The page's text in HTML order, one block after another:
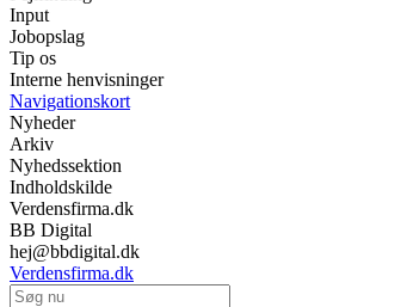
Input
Jobopslag
Tip os
Interne henvisninger
Navigationskort
Nyheder
Arkiv
Nyhedssektion
Indholdskilde
Verdensfirma.dk
BB Digital
hej@bbdigital.dk
Verdensfirma.dk